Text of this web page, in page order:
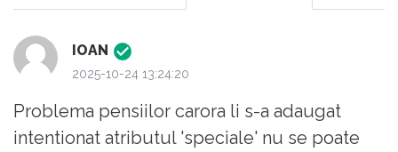
IOAN
2025-10-24 13:24:20
Problema pensiilor carora li s-a adaugat
intentionat atributul 'speciale' nu se poate